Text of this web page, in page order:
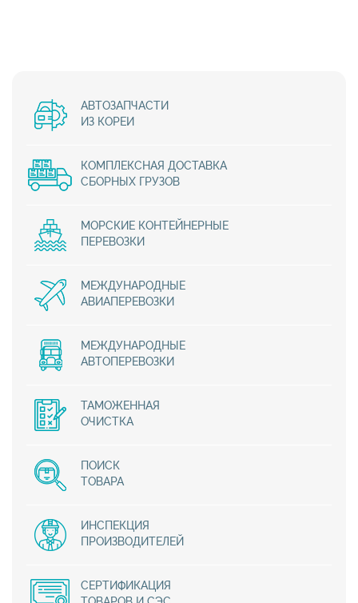
АВТОЗАПЧАСТИ
ИЗ КОРЕИ
КОМПЛЕКСНАЯ ДОСТАВКА
СБОРНЫХ ГРУЗОВ
МОРСКИЕ КОНТЕЙНЕРНЫЕ
ПЕРЕВОЗКИ
МЕЖДУНАРОДНЫЕ
АВИАПЕРЕВОЗКИ
МЕЖДУНАРОДНЫЕ
АВТОПЕРЕВОЗКИ
ТАМОЖЕННАЯ
ОЧИСТКА
ПОИСК
ТОВАРА
ИНСПЕКЦИЯ
ПРОИЗВОДИТЕЛЕЙ
СЕРТИФИКАЦИЯ